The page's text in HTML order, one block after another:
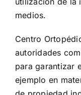
medios.
Centro
autoridades
para garantizar
ejemplo en